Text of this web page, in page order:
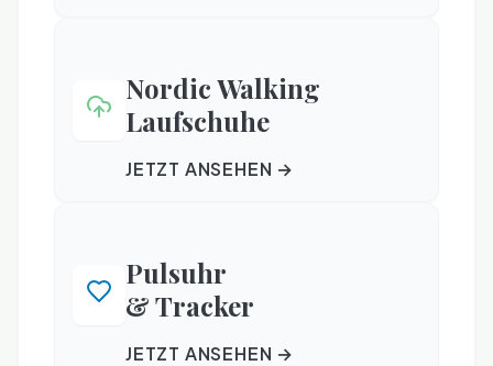
Nordic Walking
Laufschuhe
JETZT ANSEHEN →
Pulsuhr
& Tracker
JETZT ANSEHEN →